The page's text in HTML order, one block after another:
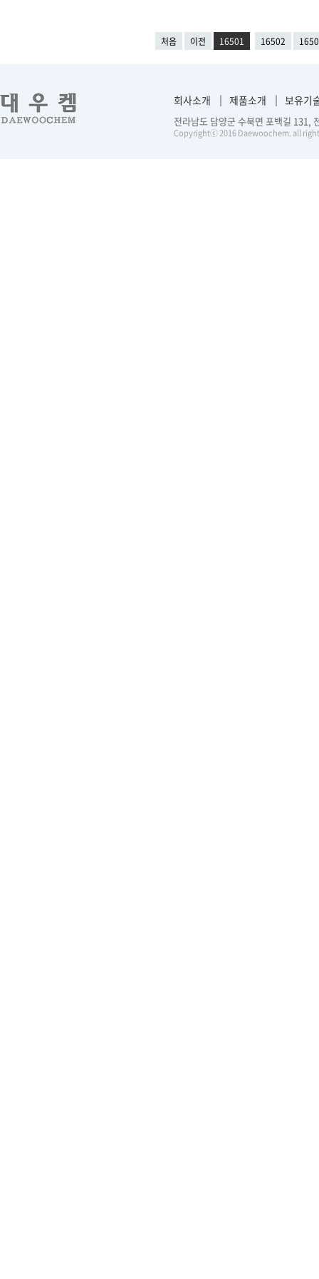
처음 이전 16501 16502
회사소개 제품소개 보유기
전라남도 담양군 수북면 포백길
Copyrightⓒ 2016 Daewoochem. all